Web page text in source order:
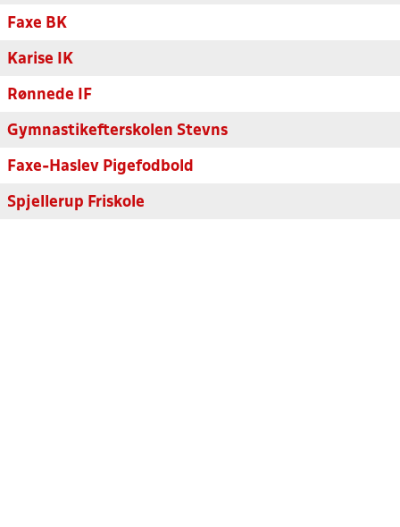
Faxe BK
Karise IK
Rønnede IF
Gymnastikefterskolen Stevns
Faxe-Haslev Pigefodbold
Spjellerup Friskole